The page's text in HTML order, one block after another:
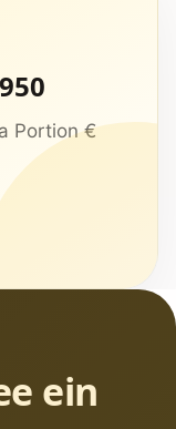
Portion €
ein